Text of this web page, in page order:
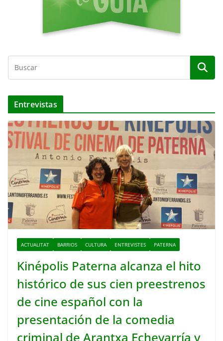
Entrevistas
ACTUALITAT BARRIOS CULTURA ENTREVISTES PATERNA
Kinépolis Paterna alcanza el hito
histórico de sus cien preestrenos
de cine español con la
presentación de la comedia
criminal de Arantxa Echevarría y